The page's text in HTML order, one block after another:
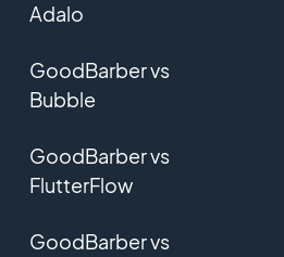
Adalo
GoodBarber vs
Bubble
GoodBarber vs
FlutterFlow
GoodBarber vs